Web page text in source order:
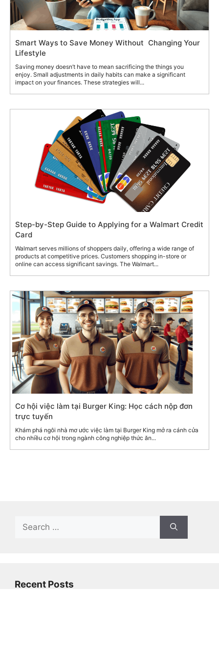
Smart Ways to Save Money Without Changing Your
Lifestyle
Saving money doesn’t have to mean sacrificing the things you
enjoy. Small adjustments in daily habits can make a significant
impact on your finances. These strategies will...
Step-by-Step Guide to Applying for a Walmart Credit
Card
Walmart serves millions of shoppers daily, offering a wide range of
products at competitive prices. Customers shopping in-store or
online can access significant savings. The Walmart...
Cơ hội việc làm tại Burger King: Học cách nộp đơn
trực tuyến
Khám phá ngôi nhà mơ ước việc làm tại Burger King mở ra cánh cửa
cho nhiều cơ hội trong ngành công nghiệp thức ăn...
for:
Recent Posts